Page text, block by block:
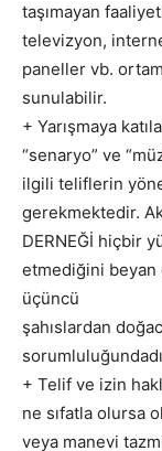
taşımayan
televizyon,
paneller vb.
sunulabilir.
+ Yarışmaya
“senaryo” ve
ilgili teliflerin
gerekmektedir.
DERNEĞİ hiçbir
etmediğini beyan
üçüncü
şahıslardan
+ Telif ve izin
ne sıfatla olursa
veya manevi